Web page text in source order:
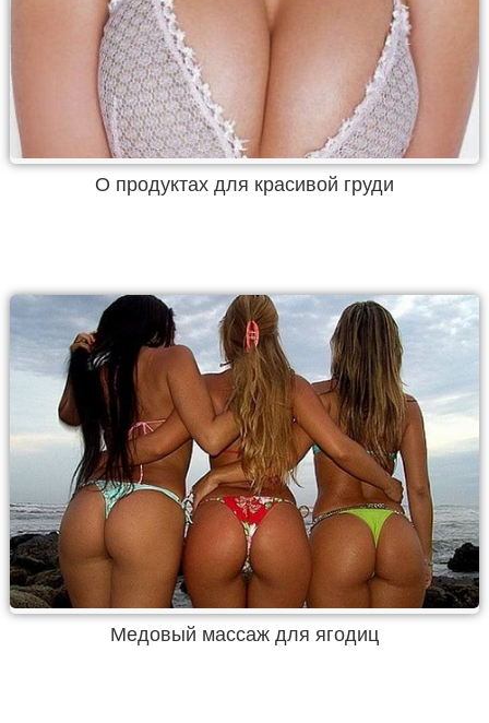
О продуктах для красивой груди
Медовый массаж для ягодиц